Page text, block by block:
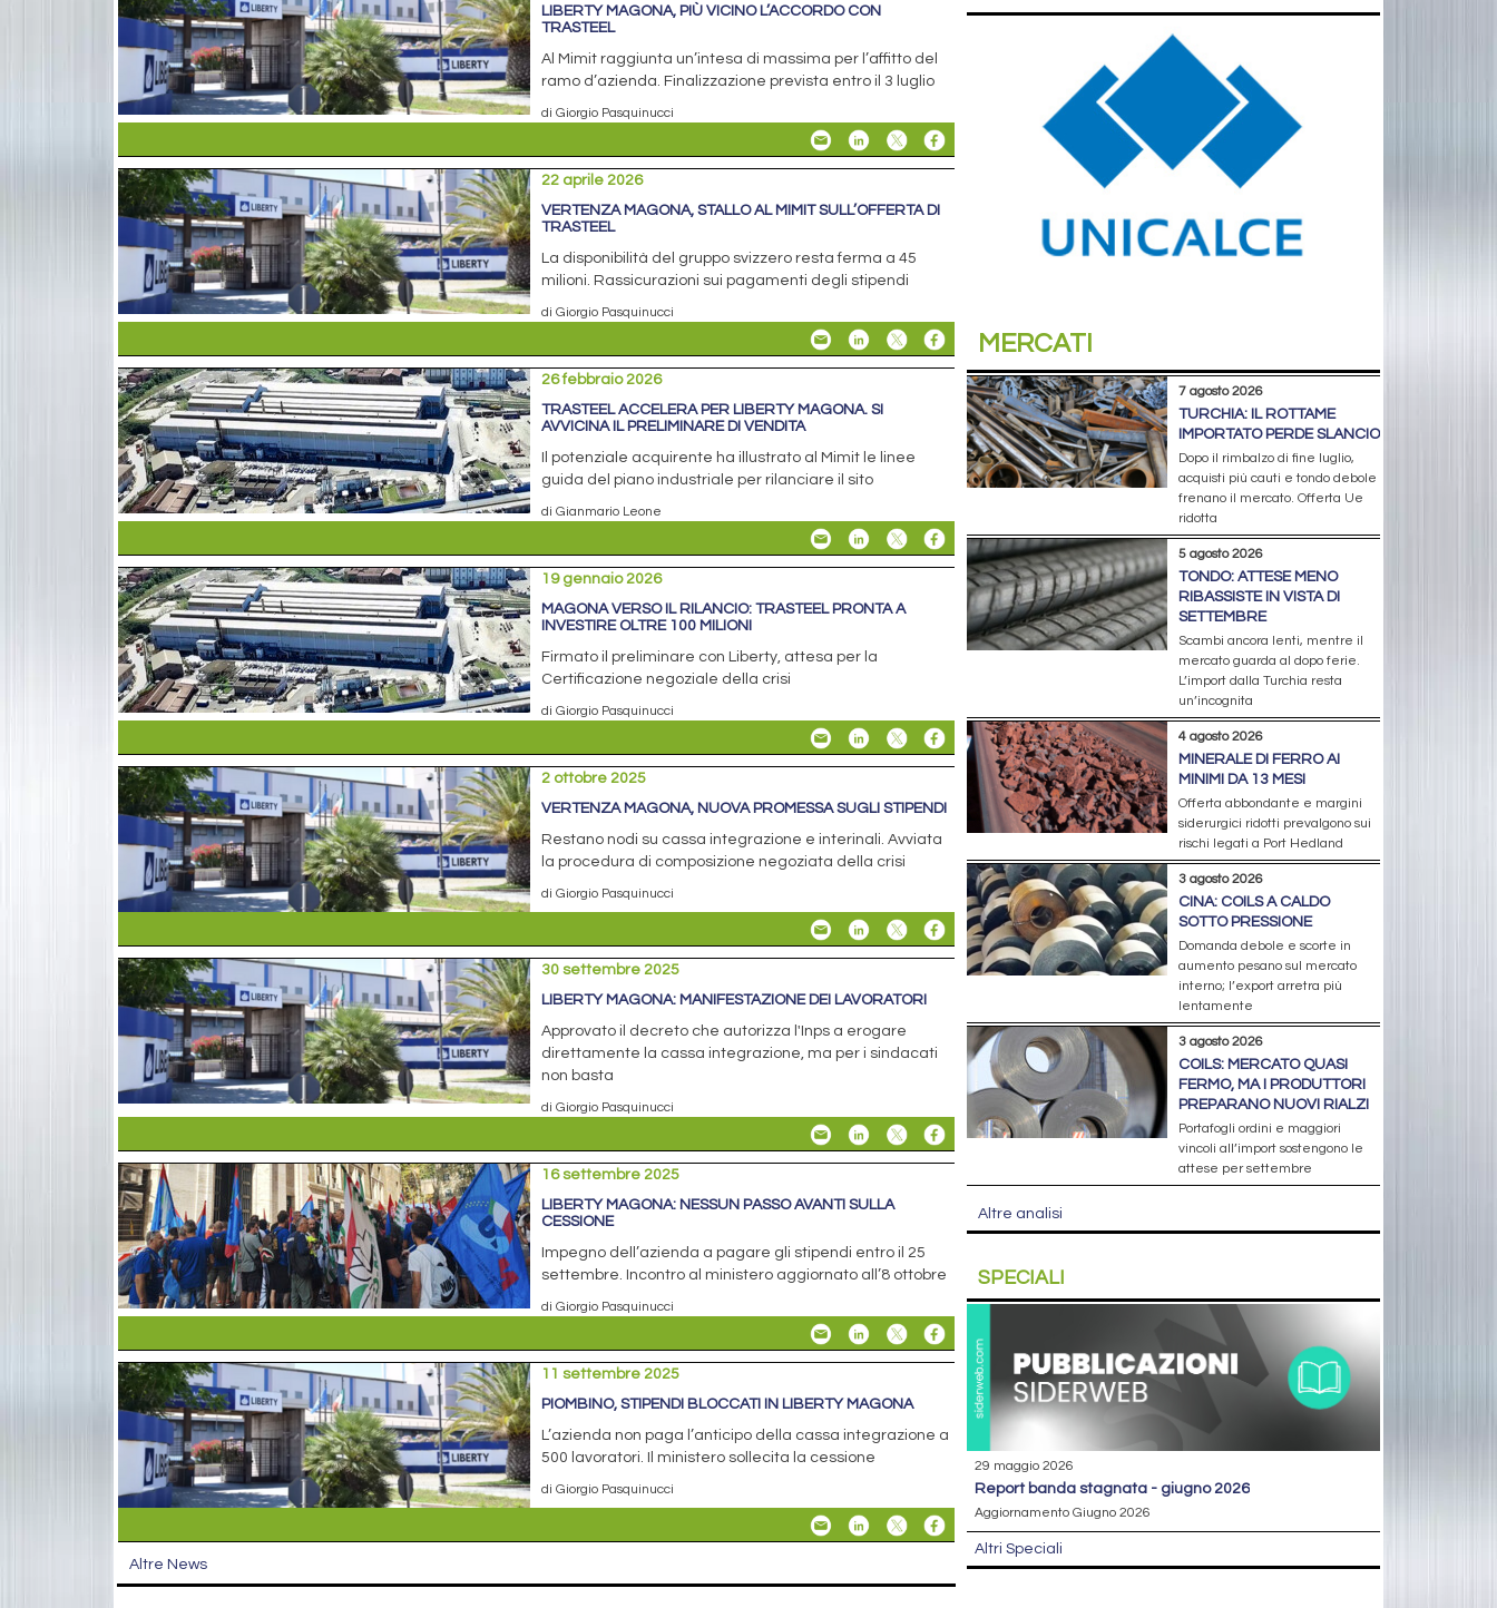
LIBERTY MAGONA, PIÙ VICINO L’ACCORDO CON
TRASTEEL
Al Mimit raggiunta un’intesa di massima per l’affitto del
ramo d’azienda. Finalizzazione prevista entro il 3 luglio
di Giorgio Pasquinucci
22 aprile 2026
VERTENZA MAGONA, STALLO AL MIMIT SULL’OFFERTA DI
TRASTEEL
La disponibilità del gruppo svizzero resta ferma a 45
milioni. Rassicurazioni sui pagamenti degli stipendi
di Giorgio Pasquinucci
26 febbraio 2026
TRASTEEL ACCELERA PER LIBERTY MAGONA. SI
AVVICINA IL PRELIMINARE DI VENDITA
Il potenziale acquirente ha illustrato al Mimit le linee
guida del piano industriale per rilanciare il sito
di Gianmario Leone
19 gennaio 2026
MAGONA VERSO IL RILANCIO: TRASTEEL PRONTA A
INVESTIRE OLTRE 100 MILIONI
Firmato il preliminare con Liberty, attesa per la
Certificazione negoziale della crisi
di Giorgio Pasquinucci
2 ottobre 2025
VERTENZA MAGONA, NUOVA PROMESSA SUGLI STIPENDI
Restano nodi su cassa integrazione e interinali. Avviata
la procedura di composizione negoziata della crisi
di Giorgio Pasquinucci
30 settembre 2025
LIBERTY MAGONA: MANIFESTAZIONE DEI LAVORATORI
Approvato il decreto che autorizza l'Inps a erogare
direttamente la cassa integrazione, ma per i sindacati
non basta
di Giorgio Pasquinucci
16 settembre 2025
LIBERTY MAGONA: NESSUN PASSO AVANTI SULLA
CESSIONE
Impegno dell’azienda a pagare gli stipendi entro il 25
settembre. Incontro al ministero aggiornato all’8 ottobre
di Giorgio Pasquinucci
11 settembre 2025
PIOMBINO, STIPENDI BLOCCATI IN LIBERTY MAGONA
L’azienda non paga l’anticipo della cassa integrazione a
500 lavoratori. Il ministero sollecita la cessione
di Giorgio Pasquinucci
Altre News
MERCATI
7 agosto 2026
TURCHIA: IL ROTTAME
IMPORTATO PERDE SLANCIO
Dopo il rimbalzo di fine luglio,
acquisti più cauti e tondo debole
frenano il mercato. Offerta Ue
ridotta
5 agosto 2026
TONDO: ATTESE MENO
RIBASSISTE IN VISTA DI
SETTEMBRE
Scambi ancora lenti, mentre il
mercato guarda al dopo ferie.
L’import dalla Turchia resta
un’incognita
4 agosto 2026
MINERALE DI FERRO AI
MINIMI DA 13 MESI
Offerta abbondante e margini
siderurgici ridotti prevalgono sui
rischi legati a Port Hedland
3 agosto 2026
CINA: COILS A CALDO
SOTTO PRESSIONE
Domanda debole e scorte in
aumento pesano sul mercato
interno; l’export arretra più
lentamente
3 agosto 2026
COILS: MERCATO QUASI
FERMO, MA I PRODUTTORI
PREPARANO NUOVI RIALZI
Portafogli ordini e maggiori
vincoli all’import sostengono le
attese per settembre
Altre analisi
SPECIALI
29 maggio 2026
report banda stagnata - giugno 2026
Aggiornamento Giugno 2026
Altri Speciali